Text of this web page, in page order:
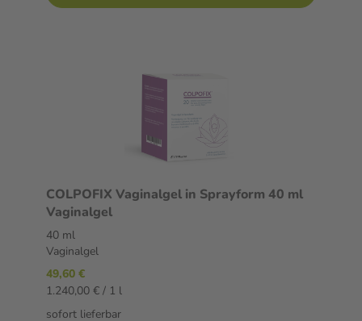
COLPOFIX Vaginalgel in Sprayform 40 ml
Vaginalgel
40 ml
Vaginalgel
49,60 €
1.240,00 € / 1 l
sofort lieferbar